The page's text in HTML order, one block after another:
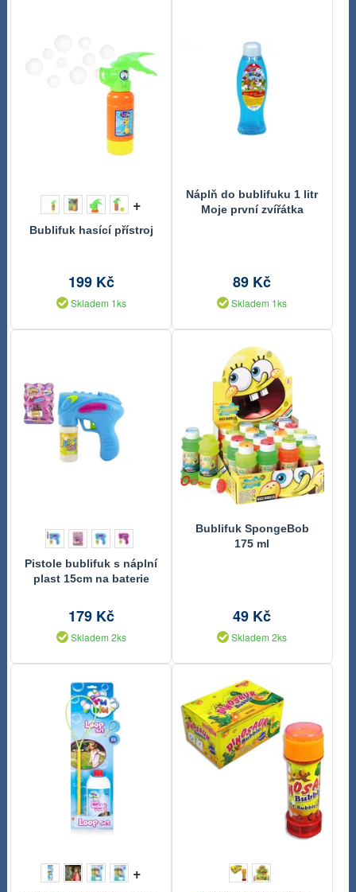
+
Bublifuk hasící přístroj
199 Kč
Skladem 1ks
Náplň do bublifuku 1 litr
Moje první zvířátka
89 Kč
Skladem 1ks
Pistole bublifuk s náplní
plast 15cm na baterie
179 Kč
Skladem 2ks
Bublifuk SpongeBob
175 ml
49 Kč
Skladem 2ks
+